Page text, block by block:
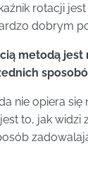
rotacji
dobrym
metodą
nie opiera
to, jak widzi